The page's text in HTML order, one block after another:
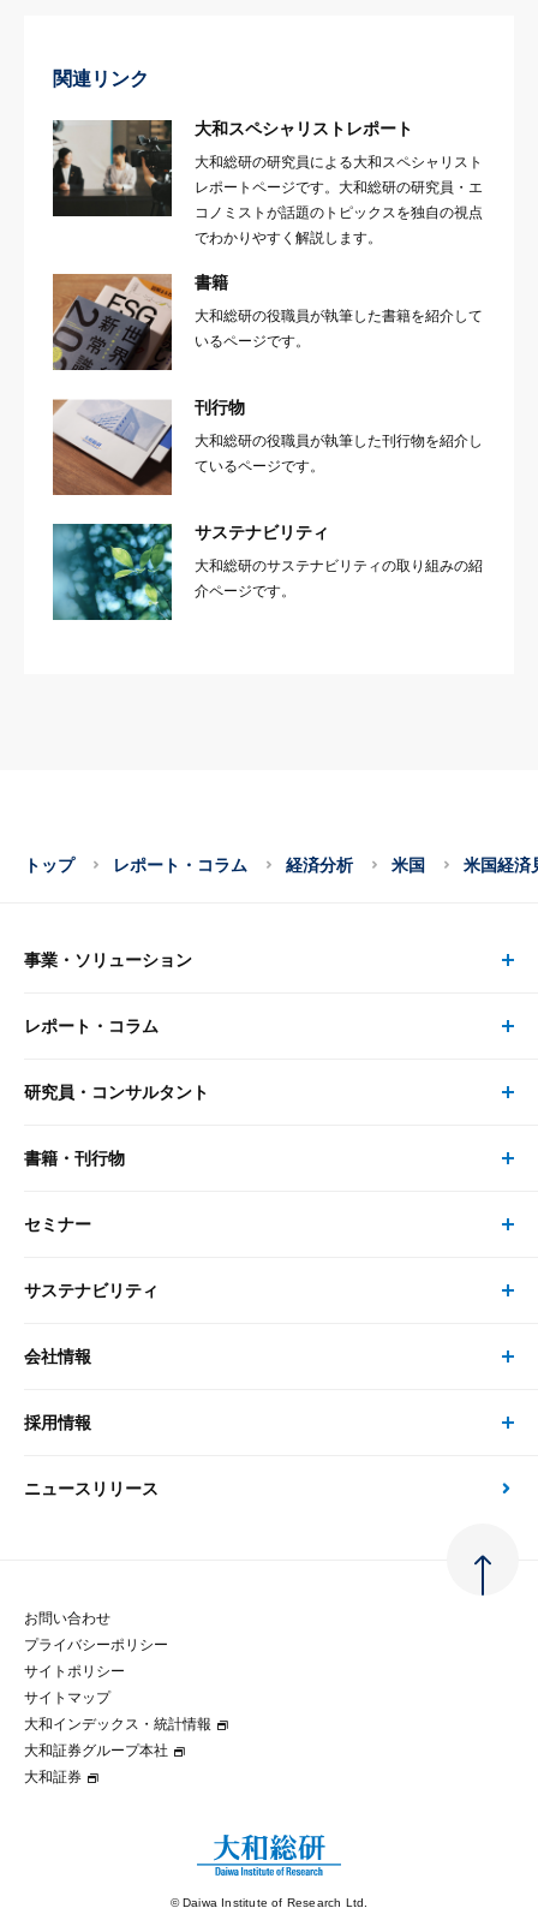
関連リンク
大和スペシャリストレポート
大和総研の研究員による大和スペシャリスト
レポートページです。大和総研の研究員・エ
コノミストが話題のトピックスを独自の視点
でわかりやすく解説します。
書籍
大和総研の役職員が執筆した書籍を紹介して
いるページです。
刊行物
大和総研の役職員が執筆した刊行物を紹介し
ているページです。
サステナビリティ
大和総研のサステナビリティの取り組みの紹
介ページです。
トップ レポート・コラム 経済分析 米国 米国経済
事業・ソリューション
事業・ソリューション トップ
リサーチ
大和総研の強み
先端テクノロジーに基づく新たな価値の創出
レポート・コラム
レポート・コラム トップ
最新のレポート・コラム
政策分析
金融経済教育等
コラム
大和インデックス・統計情報
研究員・コンサルタント
研究員・コンサルタント トップ
研究員
書籍・刊行物
書籍・刊行物 トップ
書籍
セミナー
セミナー トップ
現在受付中のセミナー・イベント
サステナビリティ
サステナビリティの取り組み
次世代社会への貢献
マルチステークホルダー方針
パートナーシップ構築宣言
会社情報
会社情報 トップ
会社概要・役員一覧
大和総研の歩み
グループ会社
採用情報
採用情報 トップ
経験者採用
ニュースリリース
お問い合わせ
プライバシーポリシー
サイトポリシー
サイトマップ
大和インデックス・統計情報
大和証券グループ本社
大和証券
© Daiwa Institute of Research Ltd.